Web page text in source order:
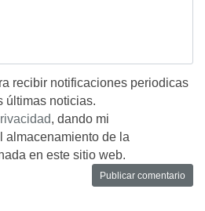
recibir notificaciones periodicas
últimas noticias.
, dando mi
almacenamiento de la
en este sitio web.